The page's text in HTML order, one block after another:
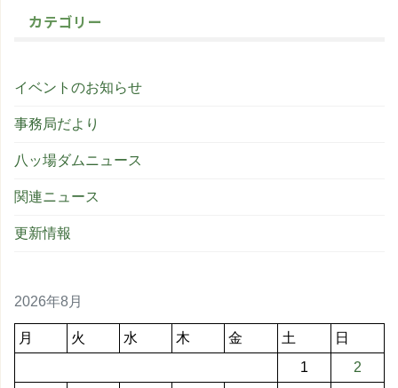
カテゴリー
イベントのお知らせ
事務局だより
八ッ場ダムニュース
関連ニュース
更新情報
2026年8月
月 火 水 木 金 土
日
1
2